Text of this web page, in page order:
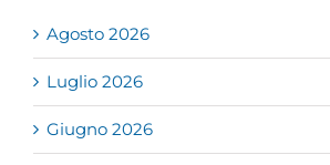
Agosto 2026
Luglio 2026
Giugno 2026